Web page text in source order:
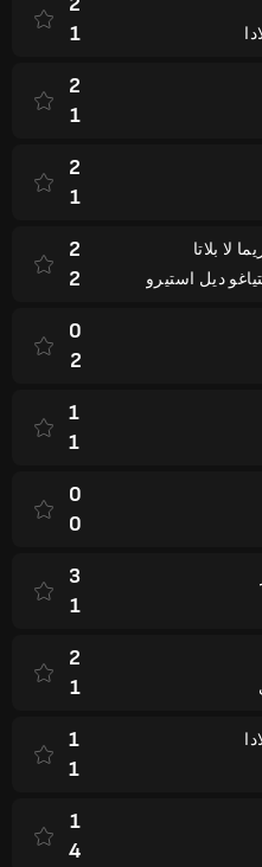
1
2
1
2
1
لا بلاتا
ديل استيرو
2
2
0
2
1
1
0
0
3
1
2
1
1
1
1
4